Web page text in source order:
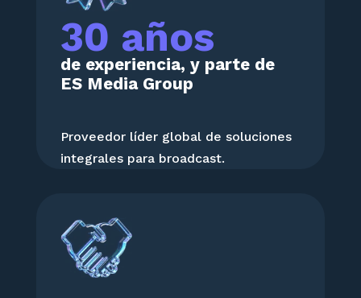
30 años
de experiencia, y parte de
ES Media Group
Proveedor líder global de soluciones
integrales para broadcast.